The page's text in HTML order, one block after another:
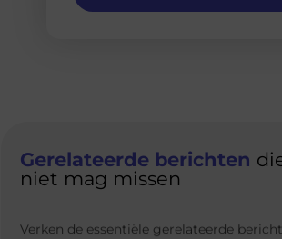
Gerelateerde berichten
niet mag missen
Verken de essentiële gerelateerde